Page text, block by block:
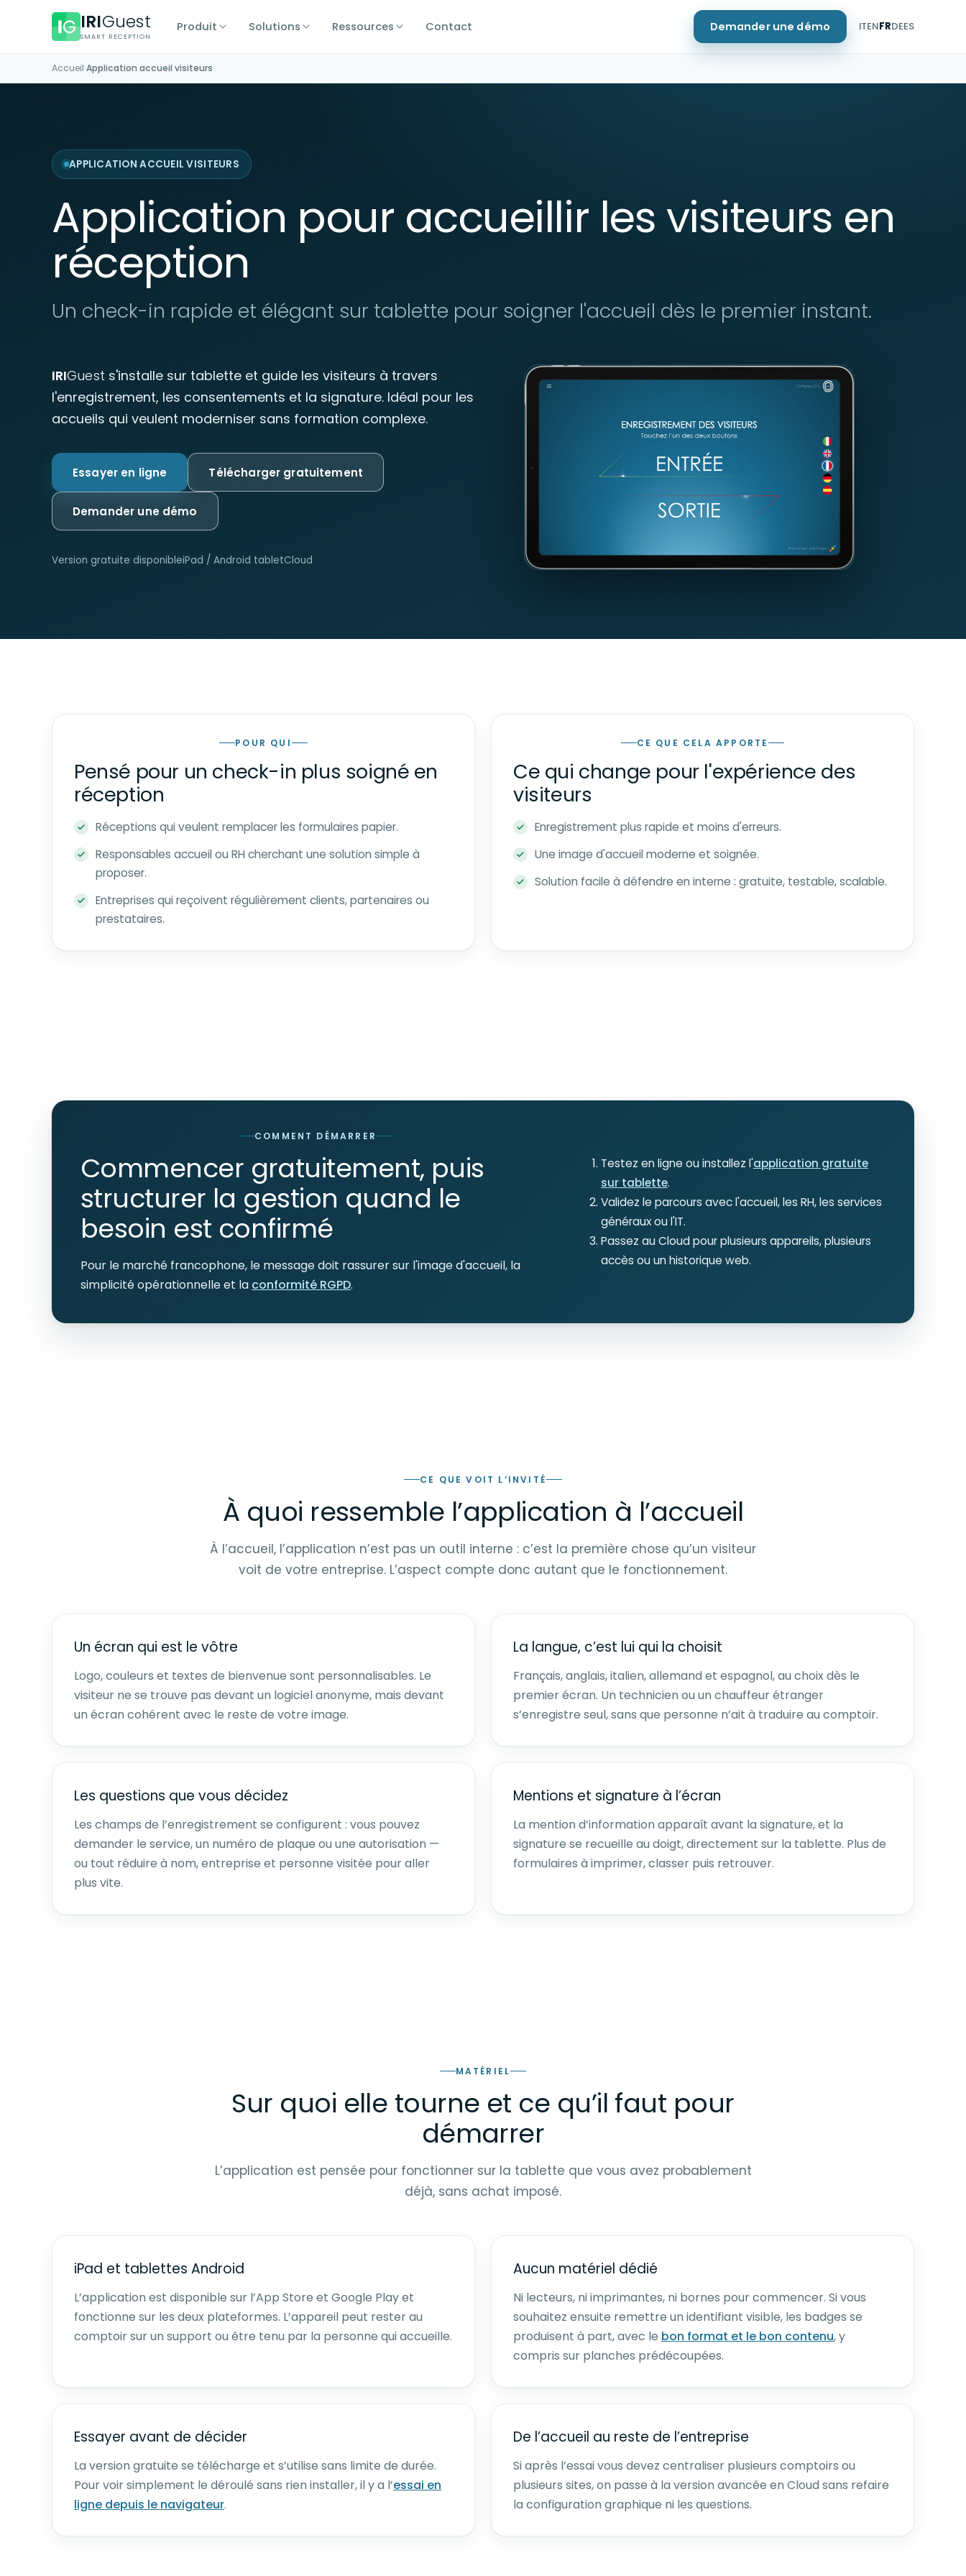
IRIGuest
SMART RECEPTION
Produit Solutions Ressources Contact Demander une démo ITENFRDEES
Accueil›Application accueil visiteurs
APPLICATION ACCUEIL VISITEURS
Application pour accueillir les visiteurs en
réception
Un check-in rapide et élégant sur tablette pour soigner l'accueil dès le premier instant.
IRIGuest s'installe sur tablette et guide les visiteurs à travers
l'enregistrement, les consentements et la signature. Idéal pour les
accueils qui veulent moderniser sans formation complexe.
Essayer en ligne Télécharger gratuitement
Demander une démo
Version gratuite disponibleiPad / Android tabletCloud
POUR QUI
Pensé pour un check-in plus soigné en
réception
Réceptions qui veulent remplacer les formulaires papier.
Responsables accueil ou RH cherchant une solution simple à
proposer.
Entreprises qui reçoivent régulièrement clients, partenaires ou
prestataires.
CE QUE CELA APPORTE
Ce qui change pour l'expérience des
visiteurs
Enregistrement plus rapide et moins d'erreurs.
Une image d'accueil moderne et soignée.
Solution facile à défendre en interne : gratuite, testable, scalable.
COMMENT DÉMARRER
Commencer gratuitement, puis
structurer la gestion quand le
besoin est confirmé
Pour le marché francophone, le message doit rassurer sur l'image d'accueil, la
simplicité opérationnelle et la conformité RGPD.
Testez en ligne ou installez l'application gratuite
sur tablette.
Validez le parcours avec l'accueil, les RH, les services
généraux ou l'IT.
Passez au Cloud pour plusieurs appareils, plusieurs
accès ou un historique web.
CE QUE VOIT L’INVITÉ
À quoi ressemble l’application à l’accueil
À l’accueil, l’application n’est pas un outil interne : c’est la première chose qu’un visiteur
voit de votre entreprise. L’aspect compte donc autant que le fonctionnement.
Un écran qui est le vôtre
Logo, couleurs et textes de bienvenue sont personnalisables. Le
visiteur ne se trouve pas devant un logiciel anonyme, mais devant
un écran cohérent avec le reste de votre image.
La langue, c’est lui qui la choisit
Français, anglais, italien, allemand et espagnol, au choix dès le
premier écran. Un technicien ou un chauffeur étranger
s’enregistre seul, sans que personne n’ait à traduire au comptoir.
Les questions que vous décidez
Les champs de l’enregistrement se configurent : vous pouvez
demander le service, un numéro de plaque ou une autorisation —
ou tout réduire à nom, entreprise et personne visitée pour aller
plus vite.
Mentions et signature à l’écran
La mention d’information apparaît avant la signature, et la
signature se recueille au doigt, directement sur la tablette. Plus de
formulaires à imprimer, classer puis retrouver.
MATÉRIEL
Sur quoi elle tourne et ce qu’il faut pour
démarrer
L’application est pensée pour fonctionner sur la tablette que vous avez probablement
déjà, sans achat imposé.
iPad et tablettes Android
L’application est disponible sur l’App Store et Google Play et
fonctionne sur les deux plateformes. L’appareil peut rester au
comptoir sur un support ou être tenu par la personne qui accueille.
Aucun matériel dédié
Ni lecteurs, ni imprimantes, ni bornes pour commencer. Si vous
souhaitez ensuite remettre un identifiant visible, les badges se
produisent à part, avec le bon format et le bon contenu, y
compris sur planches prédécoupées.
Essayer avant de décider
La version gratuite se télécharge et s’utilise sans limite de durée.
Pour voir simplement le déroulé sans rien installer, il y a l’essai en
ligne depuis le navigateur.
De l’accueil au reste de l’entreprise
Si après l’essai vous devez centraliser plusieurs comptoirs ou
plusieurs sites, on passe à la version avancée en Cloud sans refaire
la configuration graphique ni les questions.